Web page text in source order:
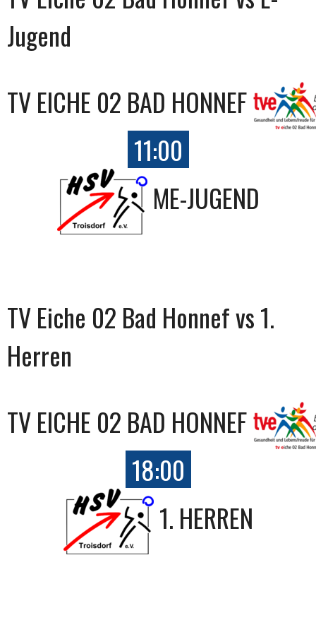
Jugend
TV EICHE 02 BAD HONNEF
11:00
ME-JUGEND
TV Eiche 02 Bad Honnef vs 1.
Herren
TV EICHE 02 BAD HONNEF
18:00
1. HERREN